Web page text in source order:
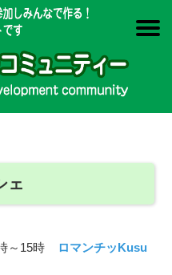
ェ
～15時
ロマンチッKusu